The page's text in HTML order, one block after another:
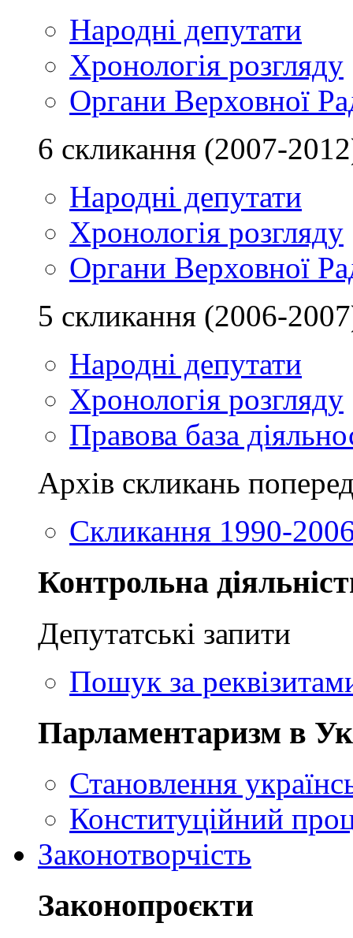
Народні депутати
Хронологія розгляду
Органи Верховної
6 скликання (2007-
Народні депутати
Хронологія розгляду
Органи Верховної
5 скликання (2006-
Народні депутати
Хронологія розгляду
Правова база
Архів скликань
Скликання 1990-
Контрольна
Депутатські запити
Пошук за
Парламентаризм в
Становлення
Конституційний
Законотворчість
Законопроєкти